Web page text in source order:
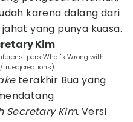
karena dalang dari
yang punya kuasa.
Kim
pers What's Wrong with
truecjcreations)
terakhir Bua yang
Secretary Kim.Versi